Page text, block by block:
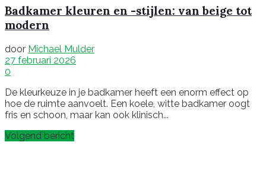
Badkamer kleuren en -stijlen: van beige tot
modern
door Michael Mulder
27 februari 2026
0
De kleurkeuze in je badkamer heeft een enorm effect op
hoe de ruimte aanvoelt. Een koele, witte badkamer oogt
fris en schoon, maar kan ook klinisch...
Volgend bericht